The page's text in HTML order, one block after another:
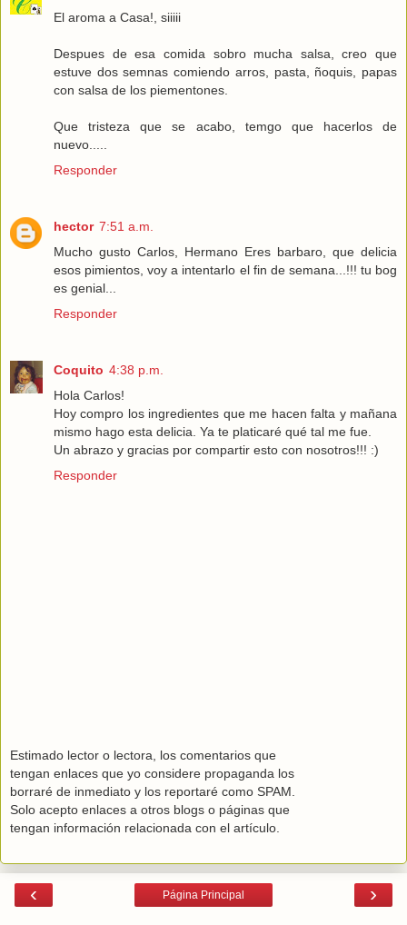
El aroma a Casa!, siiiii
Despues de esa comida sobro mucha salsa, creo que
estuve dos semnas comiendo arros, pasta, ñoquis, papas
con salsa de los piementones.
Que tristeza que se acabo, temgo que hacerlos de
nuevo.....
Responder
hector 7:51 a.m.
Mucho gusto Carlos, Hermano Eres barbaro, que delicia
esos pimientos, voy a intentarlo el fin de semana...!!! tu bog
es genial...
Responder
Coquito 4:38 p.m.
Hola Carlos!
Hoy compro los ingredientes que me hacen falta y mañana
mismo hago esta delicia. Ya te platicaré qué tal me fue.
Un abrazo y gracias por compartir esto con nosotros!!! :)
Responder
Estimado lector o lectora, los comentarios que
tengan enlaces que yo considere propaganda los
borraré de inmediato y los reportaré como SPAM.
Solo acepto enlaces a otros blogs o páginas que
tengan información relacionada con el artículo.
‹ ›
Página Principal